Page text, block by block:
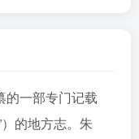
的一部专门记载
的地方志。朱